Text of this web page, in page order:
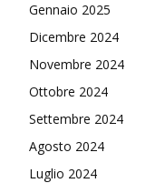
Gennaio 2025
Dicembre 2024
Novembre 2024
Ottobre 2024
Settembre 2024
Agosto 2024
Luglio 2024